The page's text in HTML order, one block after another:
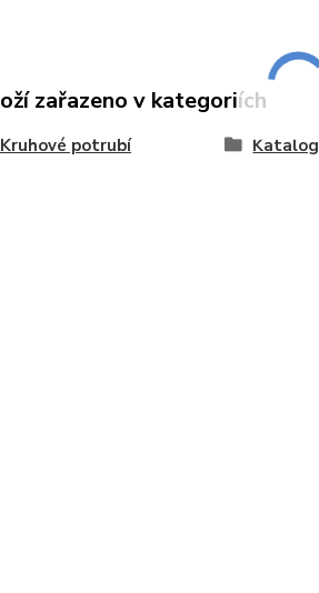
zařazeno v kategoriích
Kruhové potrubí Katalog